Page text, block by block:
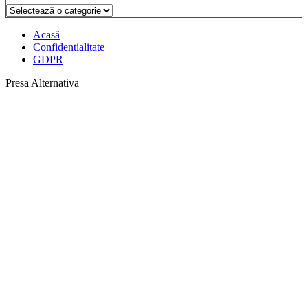
Categorii
Acasă
Confidentialitate
GDPR
Presa Alternativa